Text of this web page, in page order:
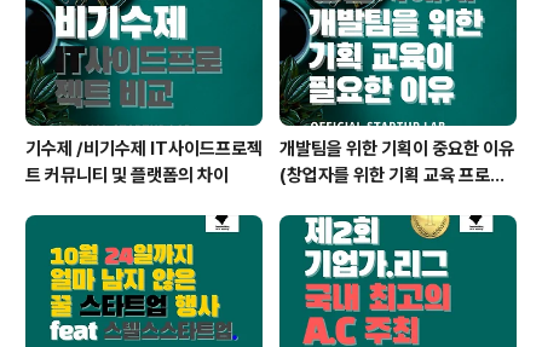
기수제 /비기수제 IT사이드프로젝
트 커뮤니티 및 플랫폼의 차이
개발팀을 위한 기획이 중요한 이유
(창업자를 위한 기획 교육 프로그